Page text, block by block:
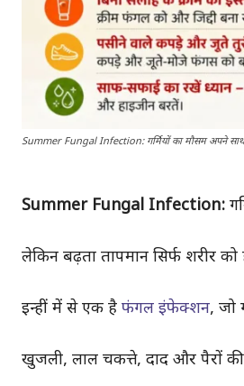
Summer Fungal Infection: गर्मियों का मौसम अपने
Summer Fungal Infection:
लेकिन बढ़ता तापमान सिर्फ शरीर
इन्हीं में से एक है फंगल इंफेक्शन, जो
खुजली, लाल चकत्ते, दाद और पैरों